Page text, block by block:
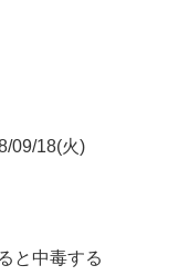
09/18(火)
と中毒する